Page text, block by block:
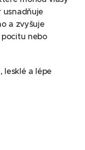
usnadňuje
a zvyšuje
nebo
lesklé a lépe